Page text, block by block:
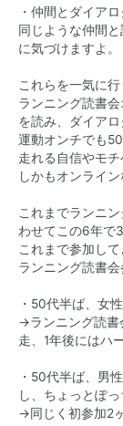
・仲間とダイア
同じような仲間
に気づけますよ。
これらを一気に
ランニング読書
を読み、ダイアロ
運動オンチでも
走れる自信やモ
しかもオンライ
これまでランニ
わせてこの6年で
これまで参加し
ランニング読書会
・50代半ば、女
→ランニング読書
走、1年後にはハ
・50代半ば、男
し、ちょっとぽっ
→同じく初参加2